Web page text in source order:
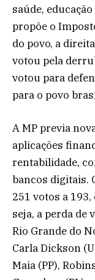
saúde,
propõe o
do povo, a
votou pela
votou para
para o povo
A MP previa
aplicações
rentabilidade,
bancos digitais.
251 votos a
seja, a perda de
Rio Grande do
Carla Dickson
Maia (PP),